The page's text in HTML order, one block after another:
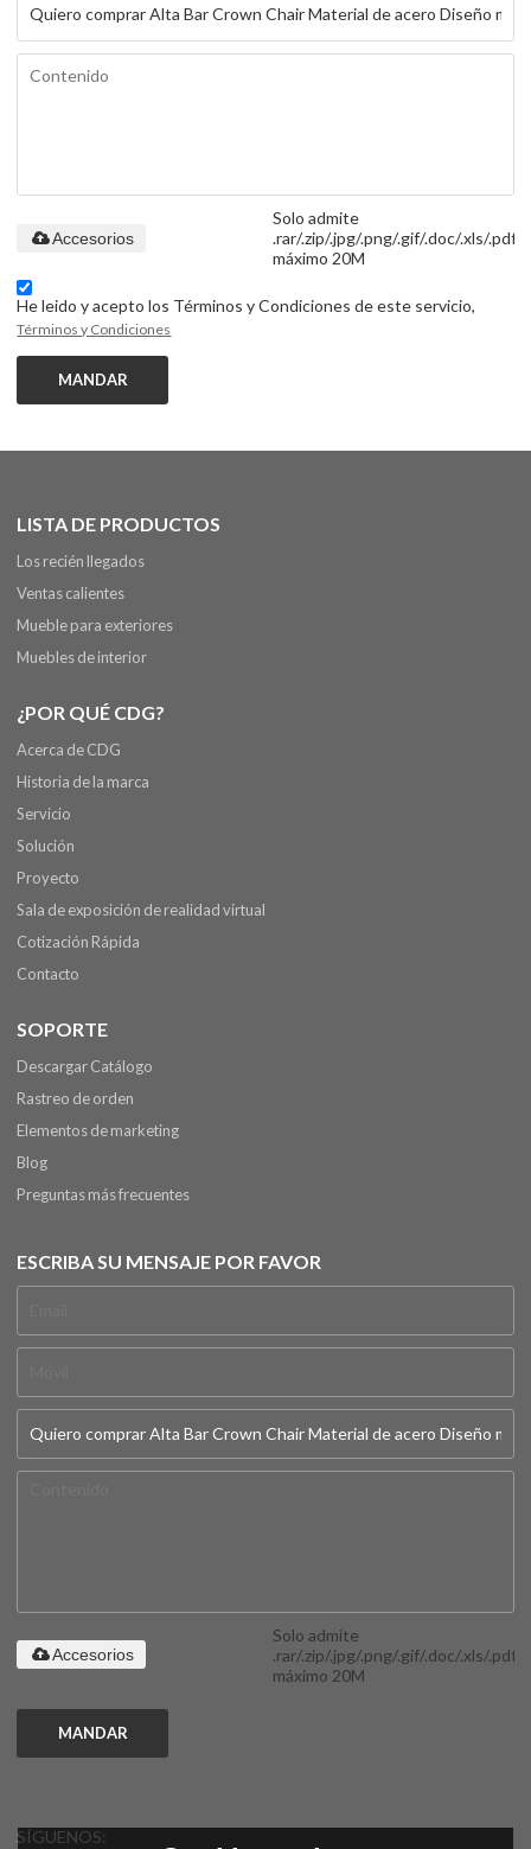
Solo admite
.rar/.zip/.jpg/.png/.gif/.doc/.xls/.pdf,
máximo 20M
Accesorios
He leido y acepto los Términos y Condiciones de este servicio,
Términos y Condiciones
MANDAR
LISTA DE PRODUCTOS
Los recién llegados
Ventas calientes
Mueble para exteriores
Muebles de interior
¿POR QUÉ CDG?
Acerca de CDG
Historia de la marca
Servicio
Solución
Proyecto
Sala de exposición de realidad virtual
Cotización Rápida
Contacto
SOPORTE
Descargar Catálogo
Rastreo de orden
Elementos de marketing
Blog
Preguntas más frecuentes
ESCRIBA SU MENSAJE POR FAVOR
Solo admite
.rar/.zip/.jpg/.png/.gif/.doc/.xls/.pdf,
máximo 20M
Accesorios
MANDAR
SÍGUENOS: